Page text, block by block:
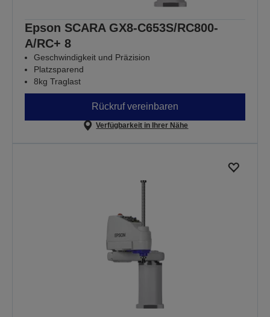
Epson SCARA GX8-C653S/RC800-
A/RC+ 8
Geschwindigkeit und Präzision
Platzsparend
8kg Traglast
Rückruf vereinbaren
Verfügbarkeit in Ihrer Nähe